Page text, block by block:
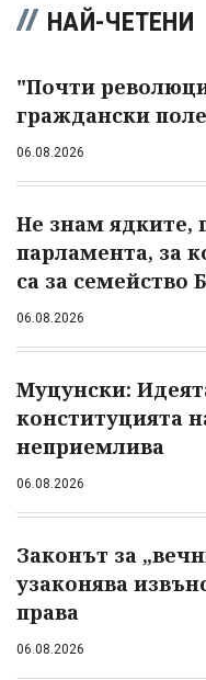
НАЙ-ЧЕТЕНИ
"Почти
граждански
06.08.2026
Не знам ядките,
парламента, за
са за семейство
06.08.2026
Муцунски:
конституцията
неприемлива
06.08.2026
Законът за
узаконява
права
06.08.2026